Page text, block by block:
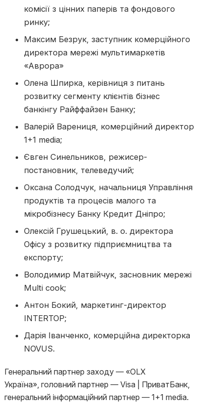
комісії з цінних паперів та фондового
ринку;
Максим Безрук, заступник комерційного
директора мережі мультимаркетів
«Аврора»
Олена Шпирка, керівниця з питань
розвитку сегменту клієнтів бізнес
банкінгу Райффайзен Банку;
Валерій Варениця, комерційний директор
1+1 media;
Євген Синельников, режисер-
постановник, телеведучий;
Оксана Солодчук, начальниця Управління
продуктів та процесів малого та
мікробізнесу Банку Кредит Дніпро;
Олексій Грушецький, в. о. директора
Офісу з розвитку підприємництва та
експорту;
Володимир Матвійчук, засновник мережі
Multi cook;
Антон Бокий, маркетинг-директор
INTERTOP;
Дарія Іванченко, комерційна директорка
NOVUS.
Генеральний партнер заходу — «OLX
Україна», головний партнер — Visa | ПриватБанк,
генеральний інформаційний партнер — 1+1 media.